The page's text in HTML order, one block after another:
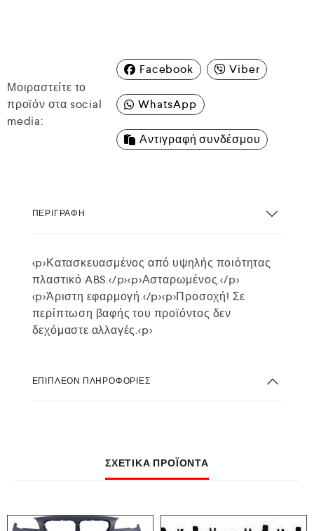
Μοιραστείτε το
προϊόν στα social
media:
Facebook Viber
WhatsApp
Αντιγραφή συνδέσμου
ΠΕΡΙΓΡΑΦΉ
<p>Κατασκευασμένος από υψηλής ποιότητας
πλαστικό ABS.</p><p>Ασταρωμένος.</p>
<p>Άριστη εφαρμογή.</p><p>Προσοχή! Σε
περίπτωση βαφής του προϊόντος δεν
δεχόμαστε αλλαγές.<p>
ΕΠΙΠΛΈΟΝ ΠΛΗΡΟΦΟΡΊΕΣ
ΣΧΕΤΙΚΆ ΠΡΟΪΌΝΤΑ